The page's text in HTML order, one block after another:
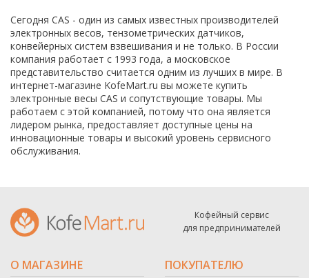
Сегодня CAS - один из самых известных производителей
электронных весов, тензометрических датчиков,
конвейерных систем взвешивания и не только. В России
компания работает с 1993 года, а московское
представительство считается одним из лучших в мире. В
интернет-магазине KofeMart.ru вы можете купить
электронные весы CAS и сопутствующие товары. Мы
работаем с этой компанией, потому что она является
лидером рынка, предоставляет доступные цены на
инновационные товары и высокий уровень сервисного
обслуживания.
Кофейный сервис
для предпринимателей
О МАГАЗИНЕ ПОКУПАТЕЛЮ